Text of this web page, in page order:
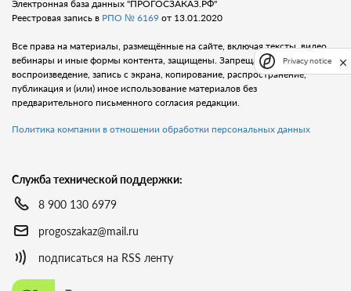
Электронная база данных "ПРОГОСЗАКАЗ.РФ"
Реестровая запись в РПО № 6169 от 13.01.2020
Все права на материалы, размещённые на сайте, включая тексты, видео,
вебинары и иные формы контента, защищены. Запрещается любое
воспроизведение, запись с экрана, копирование, распространение,
публикация и (или) иное использование материалов без
предварительного письменного согласия редакции.
Политика компании в отношении обработки персональных данных
Служба технической поддержки:
8 900 130 6979
progoszakaz@mail.ru
подписаться на RSS ленту
Privacy notice